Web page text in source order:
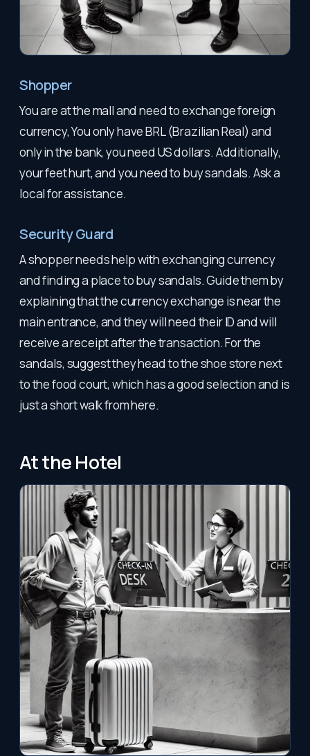
Shopper
You are at the mall and need to exchange foreign
currency, You only have BRL (Brazilian Real) and
only in the bank, you need US dollars. Additionally,
your feet hurt, and you need to buy sandals. Ask a
local for assistance.
Security Guard
A shopper needs help with exchanging currency
and finding a place to buy sandals. Guide them by
explaining that the currency exchange is near the
main entrance, and they will need their ID and will
receive a receipt after the transaction. For the
sandals, suggest they head to the shoe store next
to the food court, which has a good selection and is
just a short walk from here.
At the Hotel